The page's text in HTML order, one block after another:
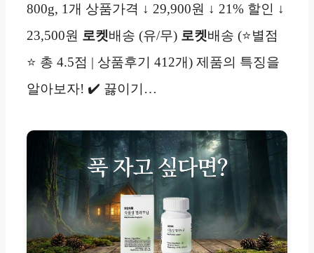
800g, 1개 상품가격 ↓ 29,900원 ↓ 21% 할인 ↓
23,500원 로켓배송 (유/무) 로켓배송 (⭐별점
⭐ 총 4.5점 | 상품후기 412개) 제품의 특징을
알아보자! ✔️ 끓이기…